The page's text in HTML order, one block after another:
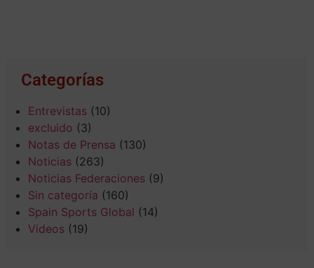
Categorías
Entrevistas (10)
excluido (3)
Notas de Prensa (130)
Noticias (263)
Noticias Federaciones (9)
Sin categoría (160)
Spain Sports Global (14)
Videos (19)